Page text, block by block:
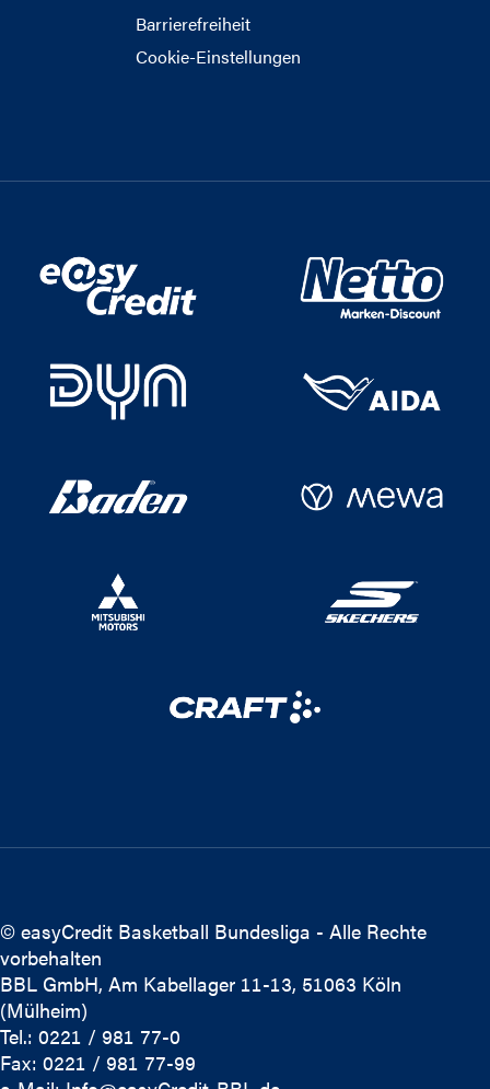
Barrierefreiheit
Cookie-Einstellungen
© easyCredit Basketball Bundesliga - Alle Rechte
vorbehalten
BBL GmbH, Am Kabellager 11-13, 51063 Köln
(Mülheim)
Tel.: 0221 / 981 77-0
Fax: 0221 / 981 77-99